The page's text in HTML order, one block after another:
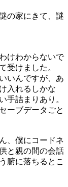
の家にきて、謎
けわからないで
受けました。
いんですが、あ
入れるしかな
手詰まりあり。
ーブデータごと
、僕にコードネ
と親の間の会話
腑に落ちるとこ